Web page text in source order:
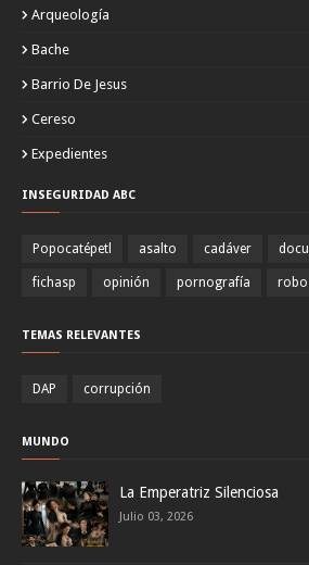
Arqueología
Bache
Barrio De Jesus
Cereso
Expedientes
INSEGURIDAD ABC
Popocatépetl asalto cadáver
fichasp opinión pornografía robo
TEMAS RELEVANTES
DAP corrupción
MUNDO
La Emperatriz Silenciosa
Julio 03, 2026